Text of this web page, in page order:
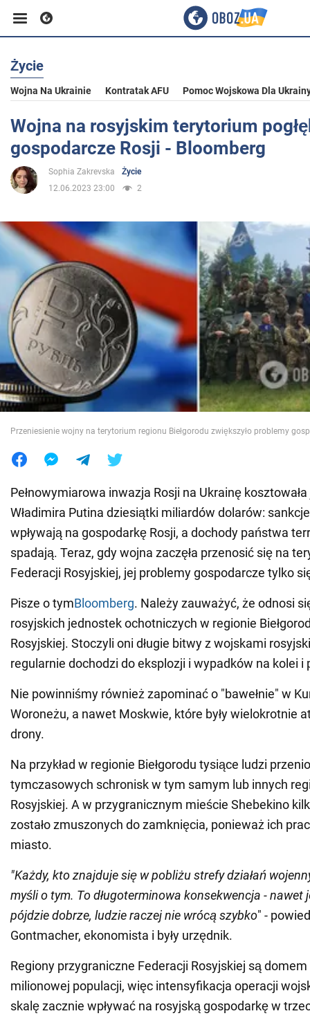
Biznes
Sport
Rozrywka
Polityka
Społeczeństwo
Wojna na Ukrainie
Świat
Jedzenie
Życie
Wojna Na Ukrainie Kontratak AFU Pomoc Wojskowa Dla
Wojna na rosyjskim terytorium
gospodarcze Rosji - Bloomberg
Sophia Zakrevska
Życie
12.06.2023 23:00
2
Przeniesienie wojny na terytorium regionu Biełgorodu zwiększyło problemy
Pełnowymiarowa inwazja Rosji na Ukrainę
Władimira Putina dziesiątki miliardów dolarów:
wpływają na gospodarkę Rosji, a dochody państwa
spadają. Teraz, gdy wojna zaczęła przenosić się na
Federacji Rosyjskiej, jej problemy gospodarcze tylko
Pisze o tymBloomberg. Należy zauważyć, że odnosi
rosyjskich jednostek ochotniczych w regionie
Rosyjskiej. Stoczyli oni długie bitwy z wojskami
regularnie dochodzi do eksplozji i wypadków na kolei i
Nie powinniśmy również zapominać o "bawełnie" w
Woroneżu, a nawet Moskwie, które były wielokrotnie
drony.
Na przykład w regionie Biełgorodu tysiące ludzi
tymczasowych schronisk w tym samym lub innych
Rosyjskiej. A w przygranicznym mieście Shebekino
zostało zmuszonych do zamknięcia, ponieważ ich
miasto.
"Każdy, kto znajduje się w pobliżu strefy działań
myśli o tym. To długoterminowa konsekwencja - nawet
pójdzie dobrze, ludzie raczej nie wrócą szybko" -
Gontmacher, ekonomista i były urzędnik.
Regiony przygraniczne Federacji Rosyjskiej są domem
milionowej populacji, więc intensyfikacja operacji
skalę zacznie wpływać na rosyjską gospodarkę w